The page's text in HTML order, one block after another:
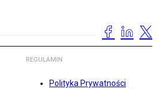
REGULAMIN
Polityka Prywatności